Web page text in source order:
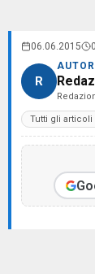
06.06.2015
R
Tutti gli